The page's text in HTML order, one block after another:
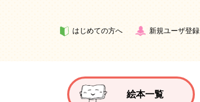
はじめての方へ 新規ユーザ登録
絵本一覧